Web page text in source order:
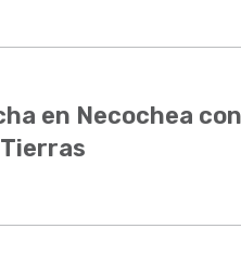
en Necochea